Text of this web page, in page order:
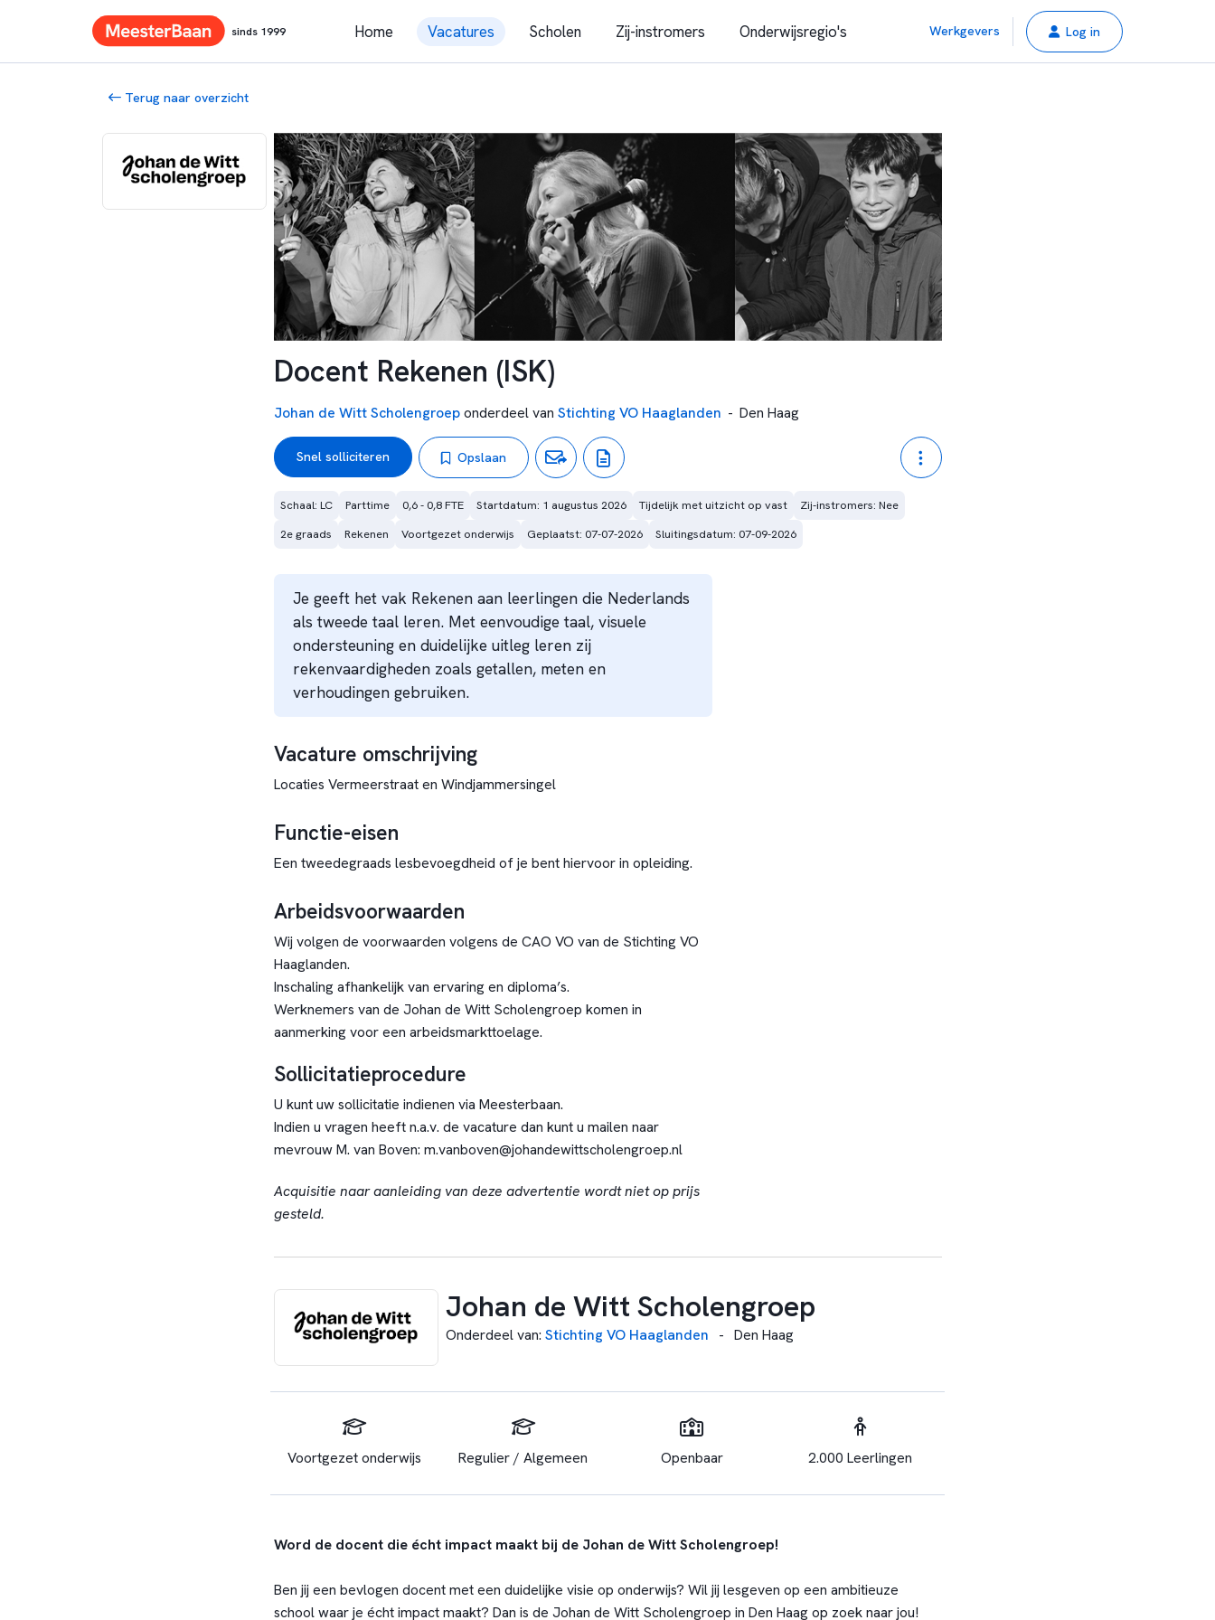
sinds 1999 Home Vacatures Scholen Zij-instromers Onderwijsregio's Werkgevers Log in
Terug naar overzicht
Docent Rekenen (ISK)
Johan de Witt Scholengroeponderdeel van Stichting VO Haaglanden - Den Haag
Snel solliciteren Opslaan
Schaal: LC Parttime 0,6 - 0,8 FTE Startdatum: 1 augustus 2026 Tijdelijk met uitzicht op vast
Zij-instromers: Nee
2e graads
Rekenen Voortgezet onderwijs Geplaatst: 07-07-2026 Sluitingsdatum: 07-09-2026
Je geeft het vak Rekenen aan leerlingen die Nederlands
als tweede taal leren. Met eenvoudige taal, visuele
ondersteuning en duidelijke uitleg leren zij
rekenvaardigheden zoals getallen, meten en
verhoudingen gebruiken.
Vacature omschrijving
Locaties Vermeerstraat en Windjammersingel
Functie-eisen
Een tweedegraads lesbevoegdheid of je bent hiervoor in opleiding.
Arbeidsvoorwaarden
Wij volgen de voorwaarden volgens de CAO VO van de Stichting VO
Haaglanden.
Inschaling afhankelijk van ervaring en diploma’s.
Werknemers van de Johan de Witt Scholengroep komen in
aanmerking voor een arbeidsmarkttoelage.
Sollicitatieprocedure
U kunt uw sollicitatie indienen via Meesterbaan.
Indien u vragen heeft n.a.v. de vacature dan kunt u mailen naar
mevrouw M. van Boven: m.vanboven@johandewittscholengroep.nl
Acquisitie naar aanleiding van deze advertentie wordt niet op prijs
gesteld.
Johan de Witt Scholengroep
Onderdeel van: Stichting VO Haaglanden - Den Haag
Voortgezet onderwijs Regulier / Algemeen Openbaar 2.000 Leerlingen
Word de docent die écht impact maakt bij de Johan de Witt Scholengroep!
Ben jij een bevlogen docent met een duidelijke visie op onderwijs? Wil jij lesgeven op een ambitieuze
school waar je écht impact maakt? Dan is de Johan de Witt Scholengroep in Den Haag op zoek naar jou!